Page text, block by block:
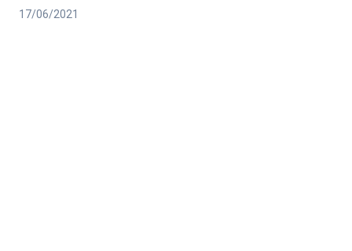
17/06/2021